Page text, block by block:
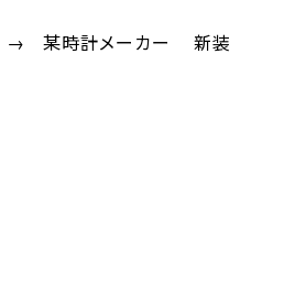
→某時計メーカー 新装